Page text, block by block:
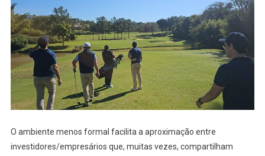
O ambiente menos formal facilita a aproximação entre
investidores/empresários que, muitas vezes, compartilham